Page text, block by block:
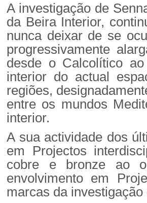
A investigação de
da Beira Interior,
nunca deixar de se
progressivamente
desde o Calcolítico
interior do actual
regiões,
entre os mundos
interior.
A sua actividade dos
em Projectos
cobre e bronze ao
envolvimento em
marcas da